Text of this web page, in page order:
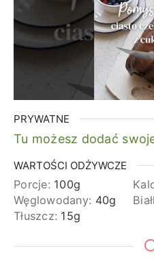
PRYWATNE
Tu możesz dodać
WARTOŚCI ODŻYWCZE
Porcje: 100g
Węglowodany: 40g
Tłuszcz: 15g